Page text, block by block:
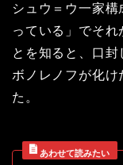
シュウ＝ウ一家
っている」でそれ
とを知ると、口封
ボノレノフが化
た。